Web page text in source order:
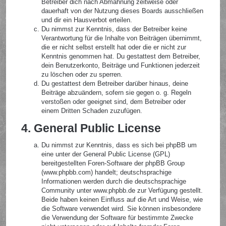
Betreiber dich nach Abmahnung zeitweise oder
dauerhaft von der Nutzung dieses Boards ausschließen
und dir ein Hausverbot erteilen.
Du nimmst zur Kenntnis, dass der Betreiber keine
Verantwortung für die Inhalte von Beiträgen übernimmt,
die er nicht selbst erstellt hat oder die er nicht zur
Kenntnis genommen hat. Du gestattest dem Betreiber,
dein Benutzerkonto, Beiträge und Funktionen jederzeit
zu löschen oder zu sperren.
Du gestattest dem Betreiber darüber hinaus, deine
Beiträge abzuändern, sofern sie gegen o. g. Regeln
verstoßen oder geeignet sind, dem Betreiber oder
einem Dritten Schaden zuzufügen.
4. General Public License
Du nimmst zur Kenntnis, dass es sich bei phpBB um
eine unter der General Public License (GPL)
bereitgestellten Foren-Software der phpBB Group
(www.phpbb.com) handelt; deutschsprachige
Informationen werden durch die deutschsprachige
Community unter www.phpbb.de zur Verfügung gestellt.
Beide haben keinen Einfluss auf die Art und Weise, wie
die Software verwendet wird. Sie können insbesondere
die Verwendung der Software für bestimmte Zwecke